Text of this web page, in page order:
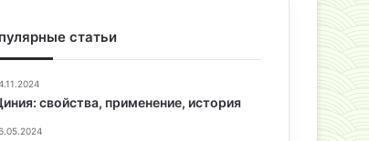
статьи
свойства, применение, история